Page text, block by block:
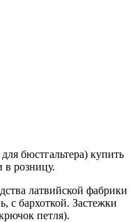
бюстгальтера) купить
в розницу.
латвийской фабрики
бархоткой. Застежки
петля).